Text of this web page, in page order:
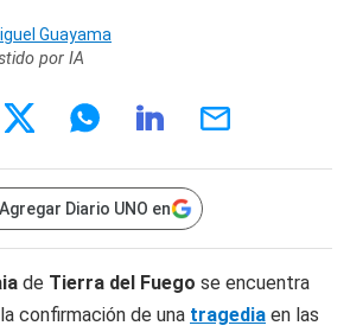
Guayama
por IA
Agregar Diario UNO en
de Tierra del Fuego se encuentra
confirmación de una tragedia en las